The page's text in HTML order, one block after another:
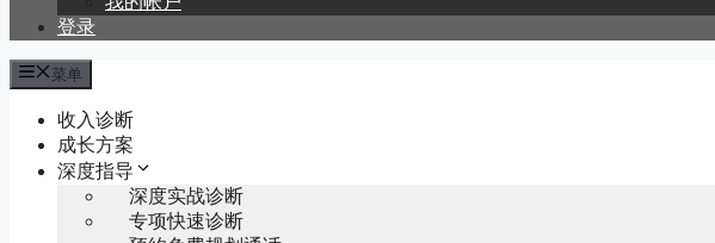
登录
菜单
收入诊断
成长方案
深度指导
深度实战诊断
专项快速诊断